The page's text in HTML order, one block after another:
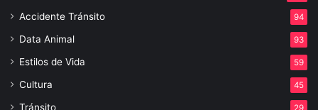
Accidente Tránsito 94
Data Animal 93
Estilos de Vida 59
Cultura 45
Tránsito 29